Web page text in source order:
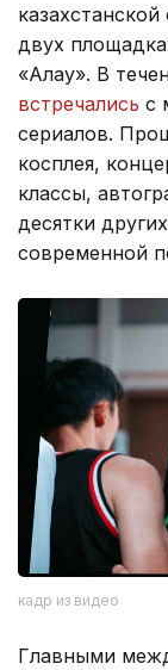
двух
«Алау». В
встречались с
сериалов.
косплея,
классы,
десятки
современной
кадр из видео
Главными